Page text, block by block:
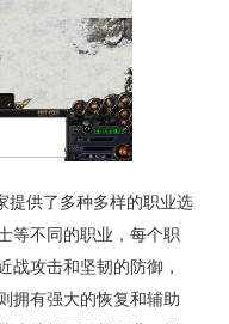
提供了多种多样的职业选
等不同的职业，每个职
战攻击和坚韧的防御，
拥有强大的恢复和辅助